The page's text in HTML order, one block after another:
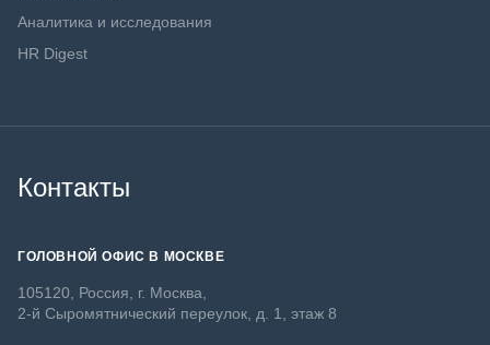
Аналитика и исследования
HR Digest
Контакты
ГОЛОВНОЙ ОФИС В МОСКВЕ
105120, Россия, г. Москва,
2-й Сыромятнический переулок, д. 1, этаж 8